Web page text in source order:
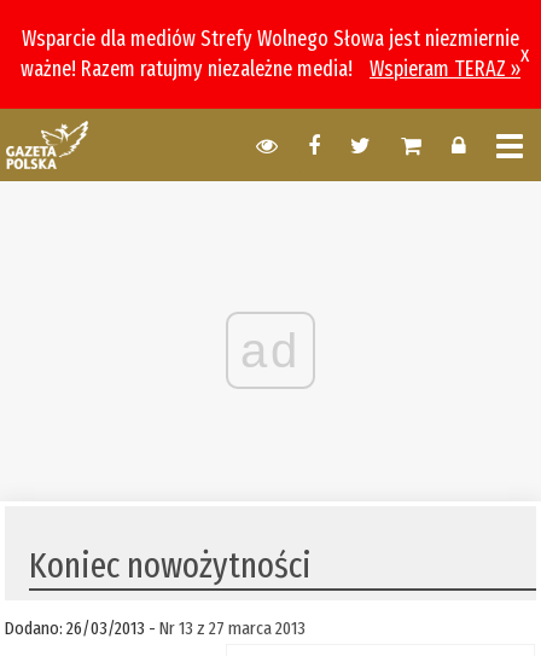
Wsparcie dla mediów Strefy Wolnego Słowa jest niezmiernie
ważne! Razem ratujmy niezależne media!
Wspieram TERAZ »
x
ad
Koniec nowożytności
Dodano: 26/03/2013 -Nr 13 z 27 marca 2013